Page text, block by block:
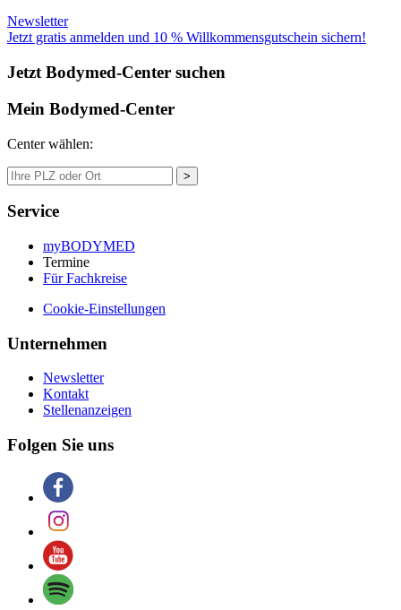
Newsletter
Jetzt gratis anmelden und 10 % Willkommensgutschein sichern!
Jetzt Bodymed-Center suchen
Mein Bodymed-Center
Center wählen:
>
Service
myBODYMED
Termine
Für Fachkreise
Cookie-Einstellungen
Unternehmen
Newsletter
Kontakt
Stellenanzeigen
Folgen Sie uns